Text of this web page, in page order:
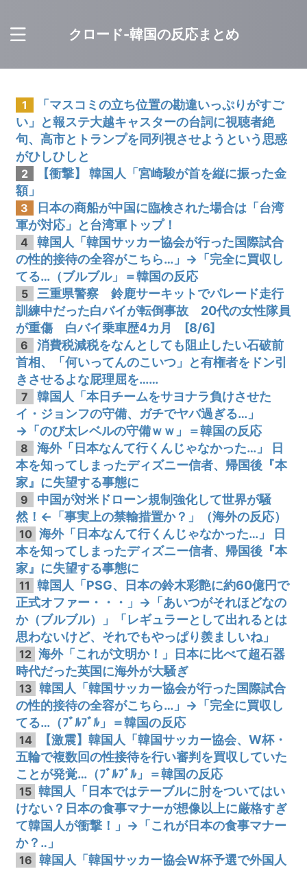
クロード-韓国の反応まとめ
1
「マスコミの立ち位置の勘違いっぷりがすご
い」と報ステ大越キャスターの台詞に視聴者絶
句、高市とトランプを同列視させようという思惑
がひしひしと
2
【衝撃】 韓国人「宮崎駿が首を縦に振った金
額」
3
日本の商船が中国に臨検された場合は「台湾
軍が対応」と台湾軍トップ！
4
韓国人「韓国サッカー協会が行った国際試合
の性的接待の全容がこちら…」→「完全に買収し
てる…（ブルブル」＝韓国の反応
5
三重県警察 鈴鹿サーキットでパレード走行
訓練中だった白バイが転倒事故 20代の女性隊員
が重傷 白バイ乗車歴4カ月 [8/6]
6
消費税減税をなんとしても阻止したい石破前
首相、「何いってんのこいつ」と有権者をドン引
きさせるよな屁理屈を……
7
韓国人「本日チームをサヨナラ負けさせた
イ・ジョンフの守備、ガチでヤバ過ぎる…」
→「のび太レベルの守備ｗｗ」＝韓国の反応
8
海外「日本なんて行くんじゃなかった…」 日
本を知ってしまったディズニー信者、帰国後『本
家』に失望する事態に
9
中国が対米ドローン規制強化して世界が騒
然！←「事実上の禁輸措置か？」（海外の反応）
10 海外「日本なんて行くんじゃなかった…」 日
本を知ってしまったディズニー信者、帰国後『本
家』に失望する事態に
11
韓国人「PSG、日本の鈴木彩艶に約60億円で
正式オファー・・・」→「あいつがそれほどなの
か（ブルブル）」「レギュラーとして出れるとは
思わないけど、それでもやっぱり羨ましいね」
12 海外「これが文明か！」日本に比べて超石器
時代だった英国に海外が大騒ぎ
13 韓国人「韓国サッカー協会が行った国際試合
の性的接待の全容がこちら…」→「完全に買収し
てる…（ﾌﾞﾙﾌﾞﾙ」＝韓国の反応
14
【激震】韓国人「韓国サッカー協会、W杯・
五輪で複数回の性接待を行い審判を買収していた
ことが発覚…（ﾌﾞﾙﾌﾞﾙ」＝韓国の反応
15 韓国人「日本ではテーブルに肘をついてはい
けない？日本の食事マナーが想像以上に厳格すぎ
て韓国人が衝撃！」→「これが日本の食事マナー
か？‥」
16 韓国人「韓国サッカー協会W杯予選で外国人